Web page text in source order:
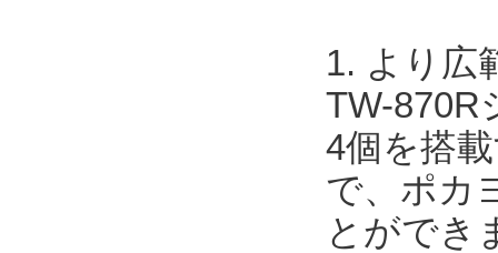
1. より広
TW-870R
4個を搭
で、ポカ
とができ